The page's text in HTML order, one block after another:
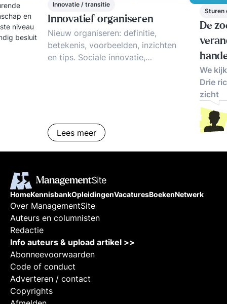
en
niveau
besluit
Innovatie / transitie
Innovatief organiseren
Nieuw organiseren: definitie,
betekenis, voorbeelden, inzichten
en tips. Sociale innovatie,
Lees meer
Sturen
De
We
Drie
zicht
HomeKennisbankOpleidingenVacaturesBoekenNetwerk
Over ManagementSite
Auteurs en columnisten
Redactie
Info auteurs & upload artikel >>
Abonneevoorwaarden
Code of conduct
Adverteren / contact
Copyrights